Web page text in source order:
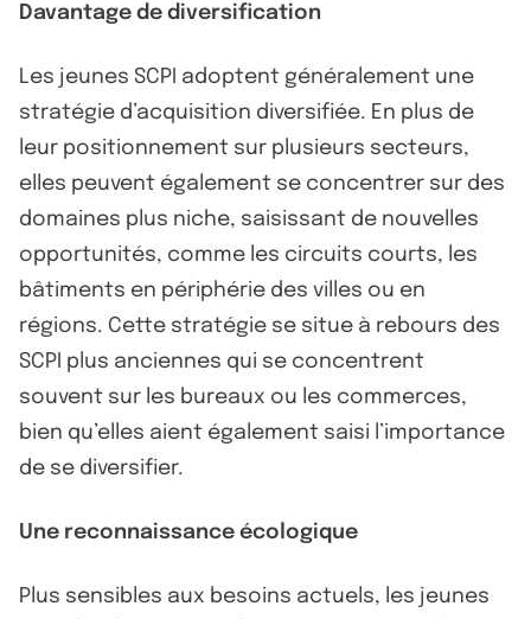
Davantage de diversification
Les jeunes SCPI adoptent généralement une
stratégie d’acquisition diversifiée. En plus de
leur positionnement sur plusieurs secteurs,
elles peuvent également se concentrer sur des
domaines plus niche, saisissant de nouvelles
opportunités, comme les circuits courts, les
bâtiments en périphérie des villes ou en
régions. Cette stratégie se situe à rebours des
SCPI plus anciennes qui se concentrent
souvent sur les bureaux ou les commerces,
bien qu’elles aient également saisi l’importance
de se diversifier.
Une reconnaissance écologique
Plus sensibles aux besoins actuels, les jeunes